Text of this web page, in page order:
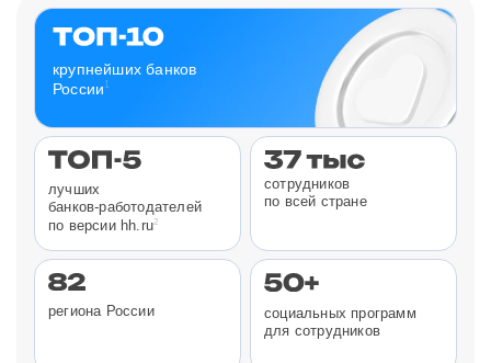
крупнейших банков
России 1
лучших
банков-работодателей
по версии hh.ru2
сотрудников
по всей стране
региона России
социальных программ
для сотрудников